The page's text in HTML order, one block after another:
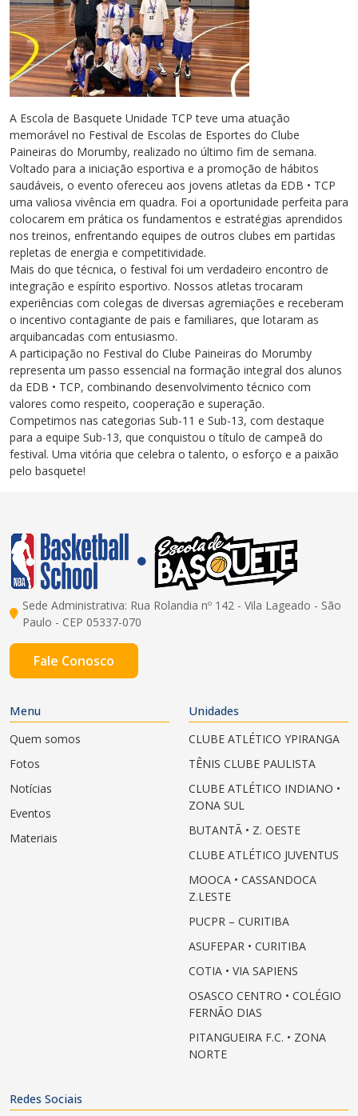
A Escola de Basquete Unidade TCP teve uma atuação
memorável no Festival de Escolas de Esportes do Clube
Paineiras do Morumby, realizado no último fim de semana.
Voltado para a iniciação esportiva e a promoção de hábitos
saudáveis, o evento ofereceu aos jovens atletas da EDB • TCP
uma valiosa vivência em quadra. Foi a oportunidade perfeita para
colocarem em prática os fundamentos e estratégias aprendidos
nos treinos, enfrentando equipes de outros clubes em partidas
repletas de energia e competitividade.
Mais do que técnica, o festival foi um verdadeiro encontro de
integração e espírito esportivo. Nossos atletas trocaram
experiências com colegas de diversas agremiações e receberam
o incentivo contagiante de pais e familiares, que lotaram as
arquibancadas com entusiasmo.
A participação no Festival do Clube Paineiras do Morumby
representa um passo essencial na formação integral dos alunos
da EDB • TCP, combinando desenvolvimento técnico com
valores como respeito, cooperação e superação.
Competimos nas categorias Sub-11 e Sub-13, com destaque
para a equipe Sub-13, que conquistou o título de campeã do
festival. Uma vitória que celebra o talento, o esforço e a paixão
pelo basquete!
Sede Administrativa: Rua Rolandia nº 142 - Vila Lageado - São
Paulo - CEP 05337-070
Fale Conosco
Menu
Quem somos
Fotos
Notícias
Eventos
Materiais
Unidades
CLUBE ATLÉTICO YPIRANGA
TÊNIS CLUBE PAULISTA
CLUBE ATLÉTICO INDIANO •
ZONA SUL
BUTANTÃ • Z. OESTE
CLUBE ATLÉTICO JUVENTUS
MOOCA • CASSANDOCA
Z.LESTE
PUCPR – CURITIBA
ASUFEPAR • CURITIBA
COTIA • VIA SAPIENS
OSASCO CENTRO • COLÉGIO
FERNÃO DIAS
PITANGUEIRA F.C. • ZONA
NORTE
Redes Sociais